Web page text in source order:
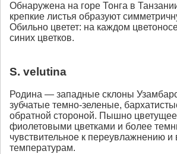
Обнаружена на горе Тонга в
крепкие листья образуют
Обильно цветет: на каждом
синих цветков.
S. velutina
Родина — западные склоны
зубчатые темно-зеленые,
обратной стороной. Пышно
фиолетовыми цветками и более
чувствительное к переувлажнению и
температурам.